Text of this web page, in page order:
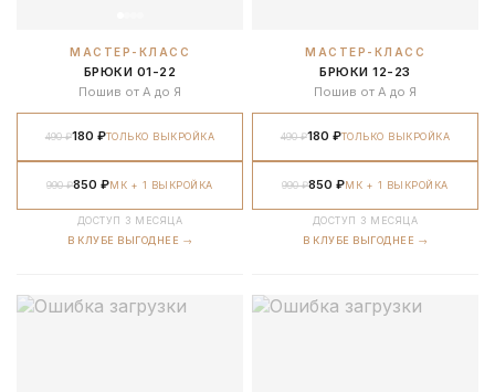
МАСТЕР-КЛАСС
БРЮКИ 01-22
Пошив от А до Я
490 ₽180 ₽ТОЛЬКО ВЫКРОЙКА
990 ₽850 ₽МК + 1 ВЫКРОЙКА
ДОСТУП 3 МЕСЯЦА
В КЛУБЕ ВЫГОДНЕЕ →
МАСТЕР-КЛАСС
БРЮКИ 12-23
Пошив от А до Я
490 ₽180 ₽ТОЛЬКО ВЫКРОЙКА
990 ₽850 ₽МК + 1 ВЫКРОЙКА
ДОСТУП 3 МЕСЯЦА
В КЛУБЕ ВЫГОДНЕЕ →